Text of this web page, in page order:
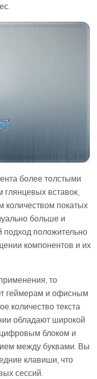
более толстыми
глянцевых вставок,
количеством покатых
больше и
подход положительно
компонентов и их
то
геймерам и офисным
количество текста
обладают широкой
блоком и
между буквами. Вы
клавиши, что
сессий.